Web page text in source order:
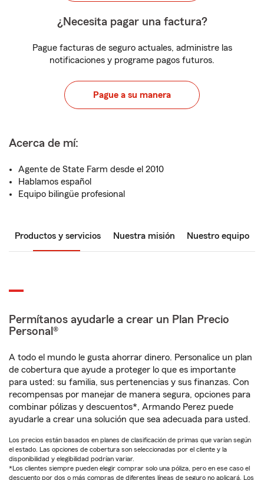
¿Necesita pagar una factura?
Pague facturas de seguro actuales, administre las
notificaciones y programe pagos futuros.
Pague a su manera
Acerca de mí:
Agente de State Farm desde el 2010
Hablamos español
Equipo bilingüe profesional
Productos y servicios Nuestra misión Nuestro equipo
Permítanos ayudarle a crear un Plan Precio
Personal®
A todo el mundo le gusta ahorrar dinero. Personalice un plan
de cobertura que ayude a proteger lo que es importante
para usted: su familia, sus pertenencias y sus finanzas. Con
recompensas por manejar de manera segura, opciones para
combinar pólizas y descuentos*, Armando Perez puede
ayudarle a crear una solución que sea adecuada para usted.
Los precios están basados en planes de clasificación de primas que varían según
el estado. Las opciones de cobertura son seleccionadas por el cliente y la
disponibilidad y elegibilidad podrían variar.
*Los clientes siempre pueden elegir comprar solo una póliza, pero en ese caso el
descuento por dos o más compras de diferentes líneas de seguro no aplicará. Los